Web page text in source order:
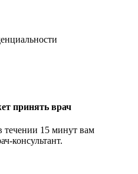
принять врач
течении 15 минут вам
консультант.